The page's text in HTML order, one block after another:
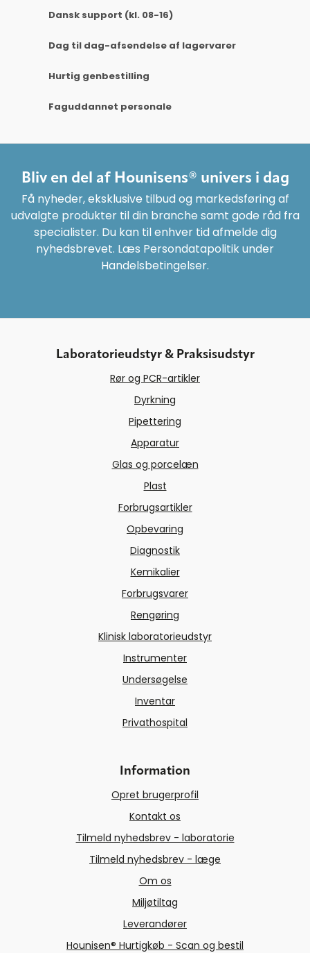
Dansk support (kl. 08-16)
Dag til dag-afsendelse af lagervarer
Hurtig genbestilling
Faguddannet personale
Bliv en del af Hounisens® univers i dag
Få nyheder, eksklusive tilbud og markedsføring af
udvalgte produkter til din branche samt gode råd fra
specialister. Du kan til enhver tid afmelde dig
nyhedsbrevet. Læs Persondatapolitik under
Handelsbetingelser.
Laboratorieudstyr & Praksisudstyr
Rør og PCR-artikler
Dyrkning
Pipettering
Apparatur
Glas og porcelæn
Plast
Forbrugsartikler
Opbevaring
Diagnostik
Kemikalier
Forbrugsvarer
Rengøring
Klinisk laboratorieudstyr
Instrumenter
Undersøgelse
Inventar
Privathospital
Information
Opret brugerprofil
Kontakt os
Tilmeld nyhedsbrev - laboratorie
Tilmeld nyhedsbrev - læge
Om os
Miljøtiltag
Leverandører
Hounisen® Hurtigkøb - Scan og bestil